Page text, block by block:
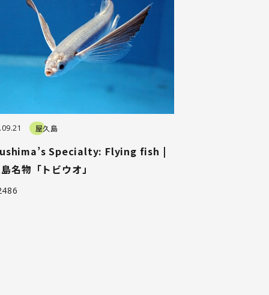
屋久島
Specialty: Flying fish |
名物「トビウオ」